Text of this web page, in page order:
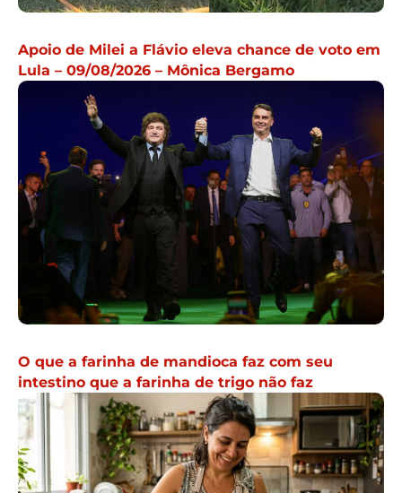
Apoio de Milei a Flávio eleva chance de voto em
Lula – 09/08/2026 – Mônica Bergamo
O que a farinha de mandioca faz com seu
intestino que a farinha de trigo não faz